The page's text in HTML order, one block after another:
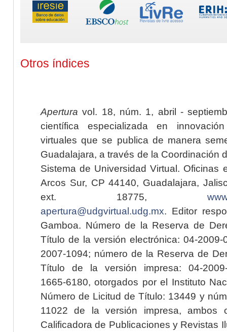
Otros índices
Apertura vol. 18, núm. 1, abril -
científica especializada en
virtuales que se publica de manera
Guadalajara, a través de la Coordinación
Sistema de Universidad Virtual. Oficinas
Arcos Sur, CP 44140, Guadalajara,
ext. 18775,
apertura@udgvirtual.udg.mx. Editor
Gamboa. Número de la Reserva de
Título de la versión electrónica: 04-2009-
2007-1094; número de la Reserva de
Título de la versión impresa: 04-2009-
1665-6180, otorgados por el Instituto
Número de Licitud de Título: 13449 y
11022 de la versión impresa, ambos
Calificadora de Publicaciones y Revistas